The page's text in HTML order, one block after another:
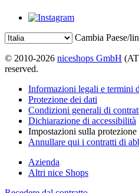
Cambia Paese/
© 2010-2026 niceshops GmbH
reserved.
Informazioni legali e termini
Protezione dei dati
Condizioni generali di
Dichiarazione di accessibilità
Impostazioni sulla protezione
Annullare qui i contratti di
Azienda
Altri nice Shops